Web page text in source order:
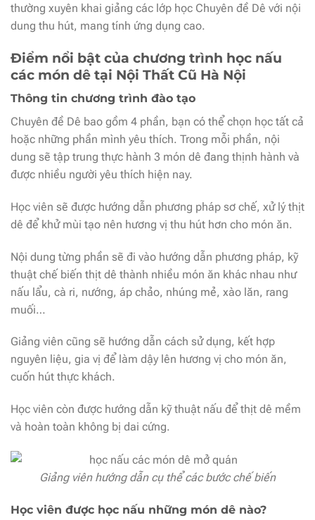
thường xuyên khai giảng các lớp học Chuyên đề Dê với nội
dung thu hút, mang tính ứng dụng cao.
Điểm nổi bật của chương trình học nấu
các món dê tại Nội Thất Cũ Hà Nội
Thông tin chương trình đào tạo
Chuyên đề Dê bao gồm 4 phần, bạn có thể chọn học tất cả
hoặc những phần mình yêu thích. Trong mỗi phần, nội
dung sẽ tập trung thực hành 3 món dê đang thịnh hành và
được nhiều người yêu thích hiện nay.
Học viên sẽ được hướng dẫn phương pháp sơ chế, xử lý thịt
dê để khử mùi tạo nên hương vị thu hút hơn cho món ăn.
Nội dung từng phần sẽ đi vào hướng dẫn phương pháp, kỹ
thuật chế biến thịt dê thành nhiều món ăn khác nhau như
nấu lẩu, cà ri, nướng, áp chảo, nhúng mẻ, xào lăn, rang
muối…
Giảng viên cũng sẽ hướng dẫn cách sử dụng, kết hợp
nguyên liệu, gia vị để làm dậy lên hương vị cho món ăn,
cuốn hút thực khách.
Học viên còn được hướng dẫn kỹ thuật nấu để thịt dê mềm
và hoàn toàn không bị dai cứng.
Giảng viên hướng dẫn cụ thể các bước chế biến
Học viên được học nấu những món dê nào?